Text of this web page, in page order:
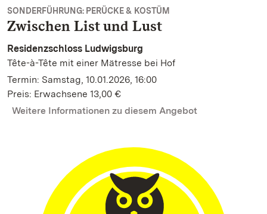
SONDERFÜHRUNG: PERÜCKE & KOSTÜM
Zwischen List und Lust
Residenzschloss Ludwigsburg
Tête-à-Tête mit einer Mätresse bei Hof
Termin: Samstag, 10.01.2026, 16:00
Preis: Erwachsene 13,00 €
Weitere Informationen zu diesem Angebot